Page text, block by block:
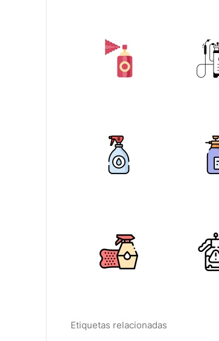
Etiquetas relacionadas